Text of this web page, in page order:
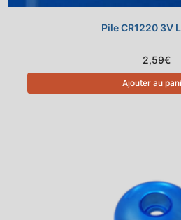
Pile CR1220 3V
2,59€
Ajouter au